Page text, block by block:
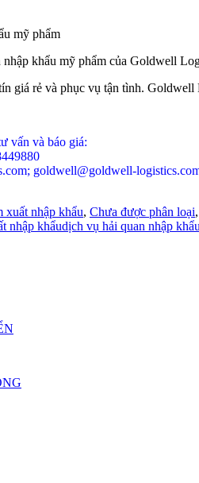
mỹ phẩm
khẩu mỹ phẩm của Goldwell
giá rẻ và phục vụ tận tình. Goldwell
vấn và báo giá:
goldwell@goldwell-
xuất nhập khẩu, Chưa được phân loại,
nhập khẩuTags
dịch vụ hải quan nhập